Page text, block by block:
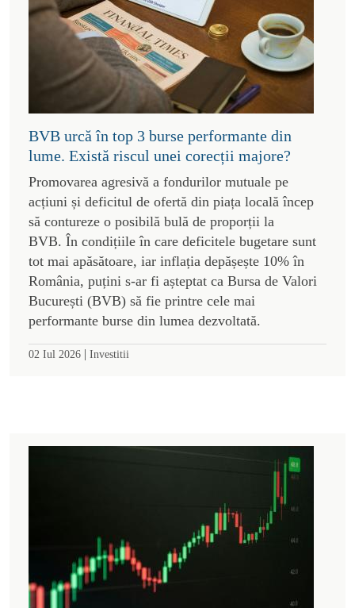
BVB urcă în top 3 burse performante din
lume. Există riscul unei corecții majore?
Promovarea agresivă a fondurilor mutuale pe
acțiuni și deficitul de ofertă din piața locală încep
să contureze o posibilă bulă de proporții la
BVB. În condițiile în care deficitele bugetare sunt
tot mai apăsătoare, iar inflația depășește 10% în
România, puțini s-ar fi așteptat ca Bursa de Valori
București (BVB) să fie printre cele mai
performante burse din lumea dezvoltată.
02 Iul 2026 | Investitii